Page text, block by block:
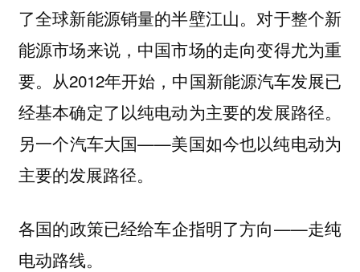
了全球新能源销量的半壁江山。对于整个新
能源市场来说，中国市场的走向变得尤为重
要。从2012年开始，中国新能源汽车发展已
经基本确定了以纯电动为主要的发展路径。
另一个汽车大国——美国如今也以纯电动为
主要的发展路径。
各国的政策已经给车企指明了方向——走纯
电动路线。